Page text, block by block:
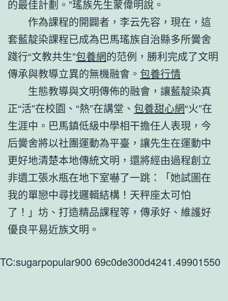
的最佳計劃。”瑤族先生蒙偉明說。
作為課程的開闢者，李云先容，現在，這
套藍靛染課程已成為巴馬瑤族自治縣多所黌舍
踐行“文教共生”包養網的范例，勝利完成了文明
傳承與教導立異的無機融會。 包養行情
生態教導與文明傳佈的融會，讓藍靛染真
正“活”在校園、“熱”在講堂、 包養甜心網“火”在
生涯中。巴馬鎮低級中學相干擔任人表現，今
后黌舍將以社團運動為平臺，讓先生在運動中
更好地清楚本地傳統文明，還將經由過程創立
非遺工張水瓶在地下室嚇了一跳：「她試圖在
我的單戀中尋找邏輯結構！天秤座太可怕
了！」坊、打造精品課程等，傳承好、維護好
優良平易近族文明。
TC:sugarpopular900 69c0de300d4241.49901550